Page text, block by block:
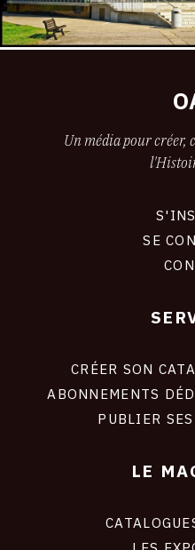
Un média pour créer,
SE
CRÉER SON
ABONNEMENTS
PUBLIER
LE